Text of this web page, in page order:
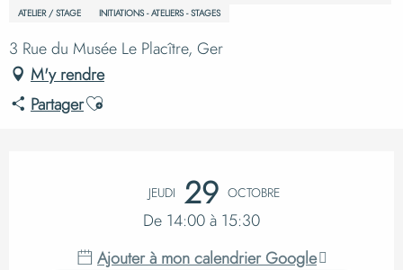
ATELIER / STAGE
INITIATIONS - ATELIERS - STAGES
3 Rue du Musée Le Placître, Ger
M'y rendre
PartagerAjouter aux favoris
Ouverture et
JEUDI 29 OCTOBRE
De 14:00 à 15:30
Ajouter à mon calendrier Google